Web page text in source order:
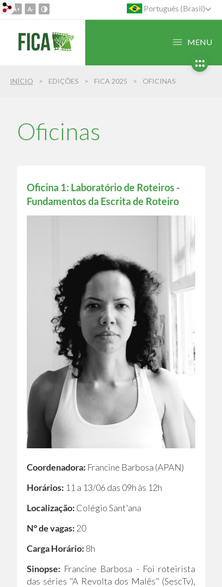
Ir
conteúdo
para
para
Português (Brasil)
MENU
INÍCIO EDIÇÕES FICA 2025 OFICINAS
Oficinas
Oficina 1: Laboratório de Roteiros -
Fundamentos da Escrita de Roteiro
Coordenadora: Francine Barbosa (APAN)
Horários: 11 a 13/06 das 09h às 12h
Localização: Colégio Sant'ana
N° de vagas: 20
Carga Horário: 8h
Sinopse: Francine Barbosa - Foi roteirista
das séries "A Revolta dos Malês" (SescTv),